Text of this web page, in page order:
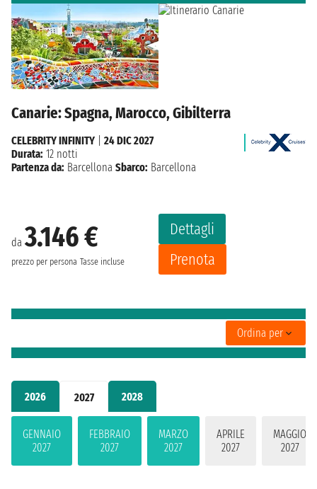
2026 2027 2028
GENNAIO
2027
FEBBRAIO
2027
MARZO
2027
APRILE
2027
MAGGIO
2027
Canarie: Spagna, Marocco, Gibilterra
da3.146 €
prezzo per persona Tasse incluse
Dettagli
Prenota
CELEBRITY INFINITY
24 DIC 2027
Durata: 12 notti
Partenza da: Barcellona Sbarco: Barcellona
Ordina per